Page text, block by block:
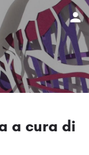
a cura di